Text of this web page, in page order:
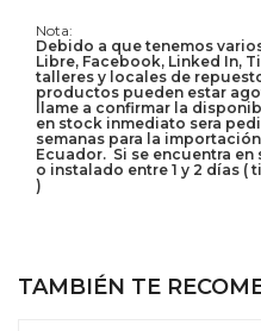
Nota:
Debido a que tenemos
Libre, Facebook, Linked In,
talleres y locales de
productos pueden estar
llame a confirmar la
en stock inmediato sera
semanas para la
Ecuador. Si se encuentra
o instalado entre 1 y 2 días (
)
TAMBIÉN TE